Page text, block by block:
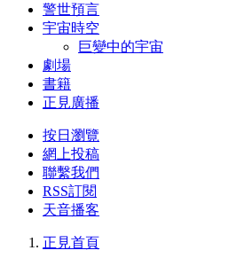
警世預言
宇宙時空
巨變中的宇宙
劇場
書籍
正見廣播
按日瀏覽
網上投稿
聯繫我們
RSS訂閱
天音播客
正見首頁